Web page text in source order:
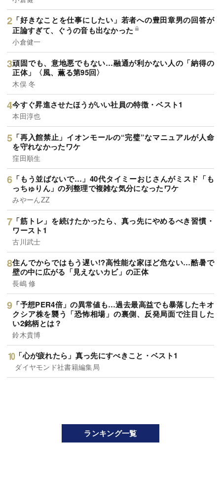
「好きなことを仕事にしたい」若者への豊田章男の回答が
正論すぎて、ぐうの音も出なかった
小倉健一
頑固でも、意地悪でもない…融通が利かない人の「納得の
正体」〈風、薫る第95回〉
木俣 冬
今すぐ昇進させたほうがいい社員の特徴・ベスト1
本田淳也
「再入館禁止」イオンモールの“完璧”なマニュアルが人命
を守れなかったワケ
窪田順生
「もう並ばないで…」40代タイミーおじさんがミスド「も
っちゅりん」の列整理で複雑な気分になったワケ
みやーんZZ
「筋トレ」を続けたかったら、真っ先にやめるべき習慣・
ワースト1
古川武士
住んでからではもう遅い!?高性能な家ほど危ない…酷暑で
壁の中に広がる「見えないカビ」の正体
長嶋 修
「予想PER4倍」の異常値も…過去最高益でも暴落したキオ
クシア株を襲う「恐怖相場」の裏側、反発局面で注目した
い2銘柄とは？
鈴木貴博
「心が疲れたら」真っ先にすべきこと・ベスト1
ダイヤモンド社書籍編集局
ランキング一覧